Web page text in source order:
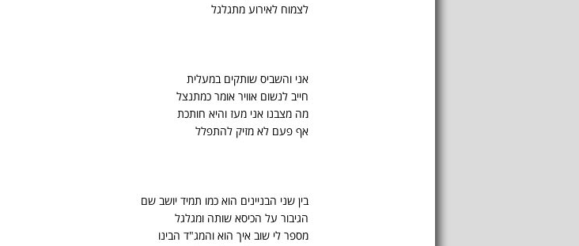
לצמוח לאירוע מתגלגל
אני והשביס שותקים במעלית
חייב לנשום אוויר אומר כמתנצל
מה מצבנו אני מעז והיא חותכת
אף פעם לא מזיק להתפלל
בין שני הבניינים הוא כמו תמיד יושב שם
הגיבור על הכיסא שותה ומגלגל
מספר לי שוב איך הוא והמג"ד הבינו